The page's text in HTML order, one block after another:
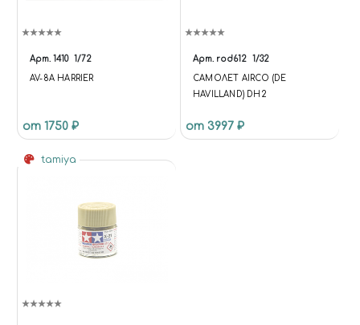
Арт. 1410 1/72
AV-8A HARRIER
от 1750 ₽
Арт. rod612 1/32
САМОЛЕТ AIRCO (DE
HAVILLAND) DH2
от 3997 ₽
tamiya